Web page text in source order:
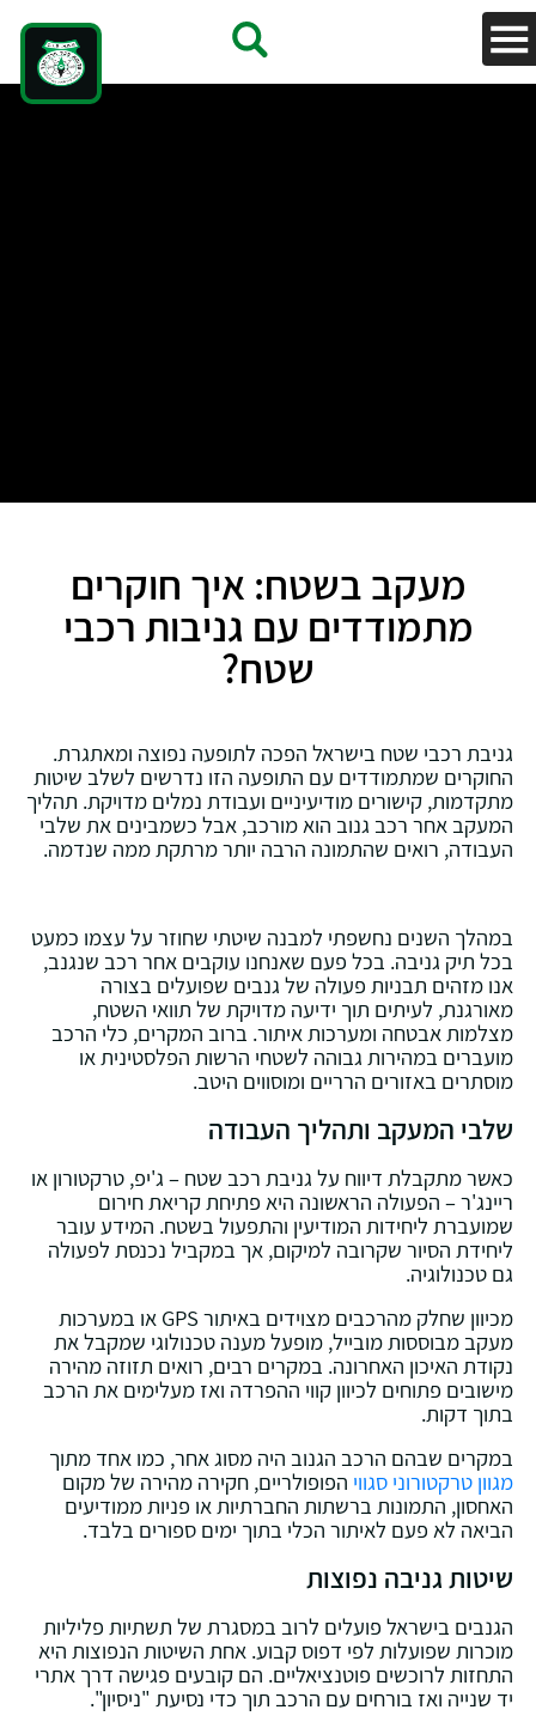
מעקב בשטח: איך חוקרים
מתמודדים עם גניבות רכבי
שטח?
גניבת רכבי שטח בישראל הפכה לתופעה נפוצה ומאתגרת.
החוקרים שמתמודדים עם התופעה הזו נדרשים לשלב שיטות
מתקדמות, קישורים מודיעיניים ועבודת נמלים מדויקת. תהליך
המעקב אחר רכב גנוב הוא מורכב, אבל כשמבינים את שלבי
העבודה, רואים שהתמונה הרבה יותר מרתקת ממה שנדמה.
במהלך השנים נחשפתי למבנה שיטתי שחוזר על עצמו כמעט
בכל תיק גניבה. בכל פעם שאנחנו עוקבים אחר רכב שנגנב,
אנו מזהים תבניות פעולה של גנבים שפועלים בצורה
מאורגנת, לעיתים תוך ידיעה מדויקת של תוואי השטח,
מצלמות אבטחה ומערכות איתור. ברוב המקרים, כלי הרכב
מועברים במהירות גבוהה לשטחי הרשות הפלסטינית או
מוסתרים באזורים הרריים ומוסווים היטב.
שלבי המעקב ותהליך העבודה
כאשר מתקבלת דיווח על גניבת רכב שטח – ג'יפ, טרקטורון או
ריינג'ר – הפעולה הראשונה היא פתיחת קריאת חירום
שמועברת ליחידות המודיעין והתפעול בשטח. המידע עובר
ליחידת הסיור שקרובה למיקום, אך במקביל נכנסת לפעולה
גם טכנולוגיה.
מכיוון שחלק מהרכבים מצוידים באיתור GPS או במערכות
מעקב מבוססות מובייל, מופעל מענה טכנולוגי שמקבל את
נקודת האיכון האחרונה. במקרים רבים, רואים תזוזה מהירה
מישובים פתוחים לכיוון קווי ההפרדה ואז מעלימים את הרכב
בתוך דקות.
במקרים שבהם הרכב הגנוב היה מסוג אחר, כמו אחד מתוך
מגוון טרקטורוני סגווי הפופולריים, חקירה מהירה של מקום
האחסון, התמונות ברשתות החברתיות או פניות ממודיעים
הביאה לא פעם לאיתור הכלי בתוך ימים ספורים בלבד.
שיטות גניבה נפוצות
הגנבים בישראל פועלים לרוב במסגרת של תשתיות פליליות
מוכרות שפועלות לפי דפוס קבוע. אחת השיטות הנפוצות היא
התחזות לרוכשים פוטנציאליים. הם קובעים פגישה דרך אתרי
יד שנייה ואז בורחים עם הרכב תוך כדי נסיעת "ניסיון".